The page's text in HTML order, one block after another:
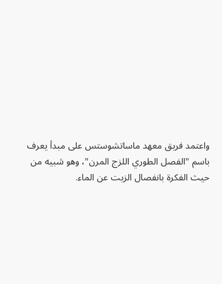
واعتمد فريق معهد ماساتشوستس على مبدأ يعرف
باسم "الفصل الطوري اللزج المرن"، وهو شبيه من
حيث الفكرة بانفصال الزيت عن الماء.